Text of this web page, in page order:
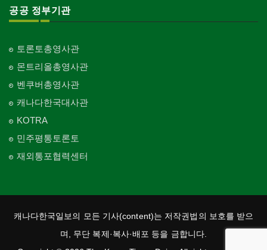
공공 정부기관
토론토총영사관
몬트리올총영사관
벤쿠버총영사관
캐나다한국대사관
KOTRA
민주평통토론토
재외통포협력센터
캐나다한국일보의 모든 기사(content)는 저작권법의 보호를 받으
며, 무단 복제·복사·배포 등을 금합니다.